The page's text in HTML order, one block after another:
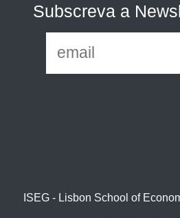
Subscreva a
ISEG - Lisbon School of